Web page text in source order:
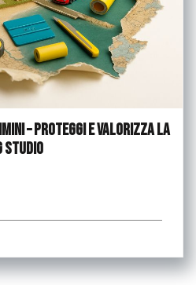
– Proteggi e valorizza la
Studio